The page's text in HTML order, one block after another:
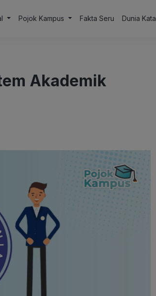
Pojok Kampus Fakta Seru Dunia Kata
Akademik